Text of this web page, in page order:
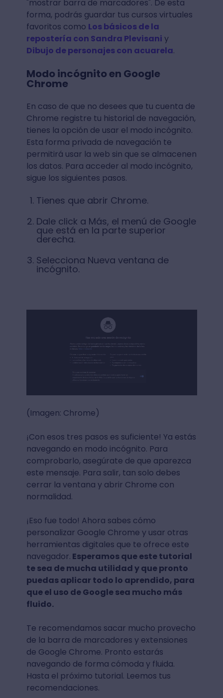
"mostrar barra de marcadores". De esta
forma, podrás guardar tus cursos virtuales
favoritos como Los básicos de la
repostería con Sandra Plevisani y
Dibujo de personajes con acuarela.
Modo incógnito en Google
Chrome
En caso de que no desees que tu cuenta de
Chrome registre tu historial de navegación,
tienes la opción de usar el modo incógnito.
Esta forma privada de navegación te
permitirá usar la web sin que se almacenen
los datos. Para acceder al modo incógnito,
sigue los siguientes pasos.
Tienes que abrir Chrome.
Dale click a Más, el menú de Google
que está en la parte superior
derecha.
Selecciona Nueva ventana de
incógnito.
(Imagen: Chrome)
¡Con esos tres pasos es suficiente! Ya estás
navegando en modo incógnito. Para
comprobarlo, asegúrate de que aparezca
este mensaje. Para salir, tan solo debes
cerrar la ventana y abrir Chrome con
normalidad.
¡Eso fue todo! Ahora sabes cómo
personalizar Google Chrome y usar otras
herramientas digitales que te ofrece este
navegador. Esperamos que este tutorial
te sea de mucha utilidad y que pronto
puedas aplicar todo lo aprendido, para
que el uso de Google sea mucho más
fluido.
Te recomendamos sacar mucho provecho
de la barra de marcadores y extensiones
de Google Chrome. Pronto estarás
navegando de forma cómoda y fluida.
Hasta el próximo tutorial. Leemos tus
recomendaciones.